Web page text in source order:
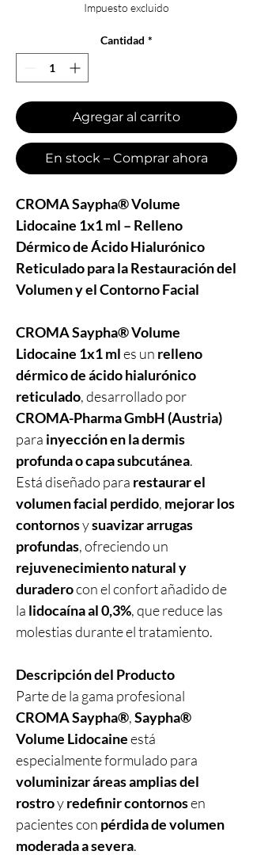
Impuesto excluido
Cantidad *
Agregar al carrito
En stock – Comprar ahora
CROMA Saypha® Volume
Lidocaine 1x1 ml – Relleno
Dérmico de Ácido Hialurónico
Reticulado para la Restauración del
Volumen y el Contorno Facial
CROMA Saypha® Volume
Lidocaine 1x1 mles un relleno
dérmico de ácido hialurónico
reticulado, desarrollado por
CROMA-Pharma GmbH (Austria)
para inyección en la dermis
profunda o capa subcutánea.
Está diseñado para restaurar el
volumen facial perdido, mejorar los
contornosysuavizar arrugas
profundas, ofreciendo un
rejuvenecimiento natural y
duraderocon el confort añadido de
la lidocaína al 0,3%, que reduce las
molestias durante el tratamiento.
Descripción del Producto
Parte de la gama profesional
CROMA Saypha®,Saypha®
Volume Lidocaineestá
especialmente formulado para
voluminizar áreas amplias del
rostroyredefinir contornosen
pacientes con pérdida de volumen
moderada a severa.